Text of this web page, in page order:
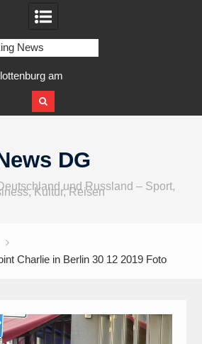
News
Audio wird größer,
und vielfältiger
DG
und Russland – Sport,
Kultur, Reisen
Charlie in Berlin 30 12 2019 Foto